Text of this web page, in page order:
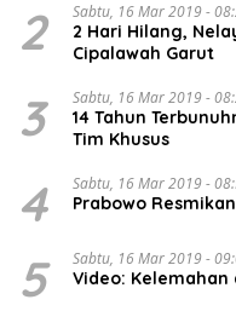
2 Sabtu, 16 Mar 2019 -
2 Hari Hilang,
Cipalawah Garut
3 Sabtu, 16 Mar 2019 -
14 Tahun
Tim Khusus
4 Sabtu, 16 Mar 2019 -
Prabowo
5 Sabtu, 16 Mar 2019 -
Video: Kelemahan